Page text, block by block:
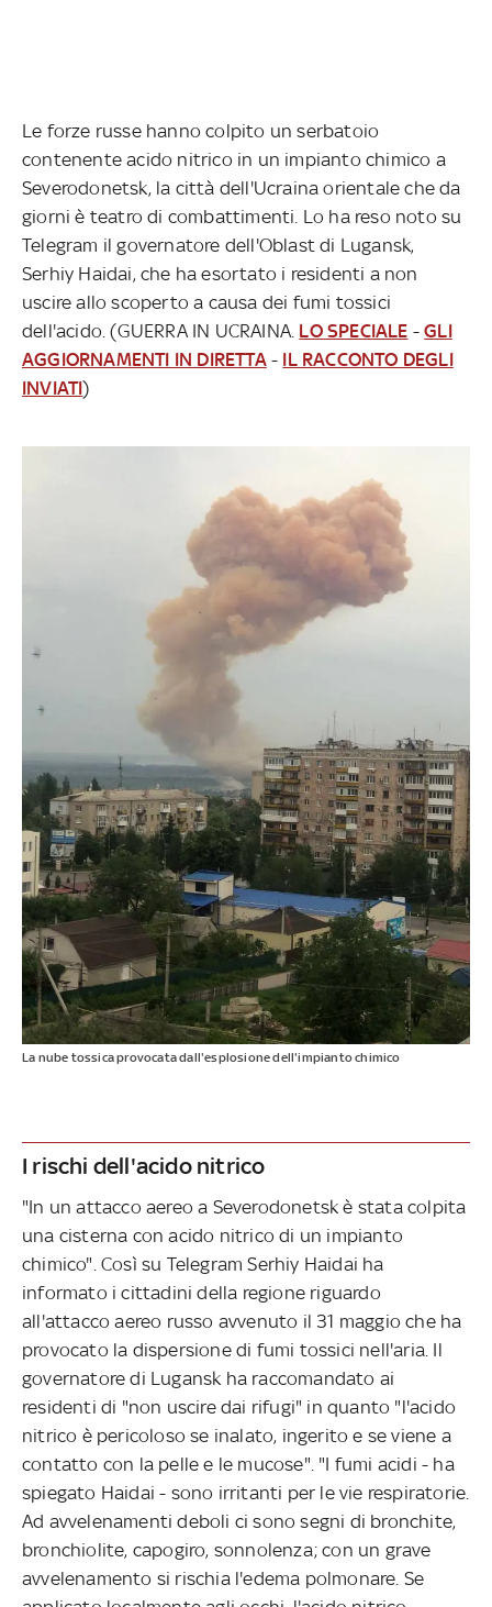
Le forze russe hanno colpito un serbatoio
contenente acido nitrico in un impianto chimico a
Severodonetsk, la città dell'Ucraina orientale che da
giorni è teatro di combattimenti. Lo ha reso noto su
Telegram il governatore dell'Oblast di Lugansk,
Serhiy Haidai, che ha esortato i residenti a non
uscire allo scoperto a causa dei fumi tossici
dell'acido. (GUERRA IN UCRAINA. LO SPECIALE -GLI
AGGIORNAMENTI IN DIRETTA- IL RACCONTO DEGLI
INVIATI)
La nube tossica provocata dall'esplosione dell'impianto chimico
I rischi dell'acido nitrico
"In un attacco aereo a Severodonetsk è stata colpita
una cisterna con acido nitrico di un impianto
chimico". Così su Telegram Serhiy Haidai ha
informato i cittadini della regione riguardo
all'attacco aereo russo avvenuto il 31 maggio che ha
provocato la dispersionedi fumi tossici nell'aria. Il
governatore di Lugansk ha raccomandato ai
residenti di "non uscire dai rifugi" in quanto "l'acido
nitrico è pericoloso se inalato, ingerito e se viene a
contatto con la pelle e le mucose". "I fumi acidi - ha
spiegato Haidai - sono irritanti per le vie respiratorie.
Ad avvelenamenti deboli ci sono segni di bronchite,
bronchiolite, capogiro, sonnolenza; con un grave
avvelenamento si rischia l'edema polmonare. Se